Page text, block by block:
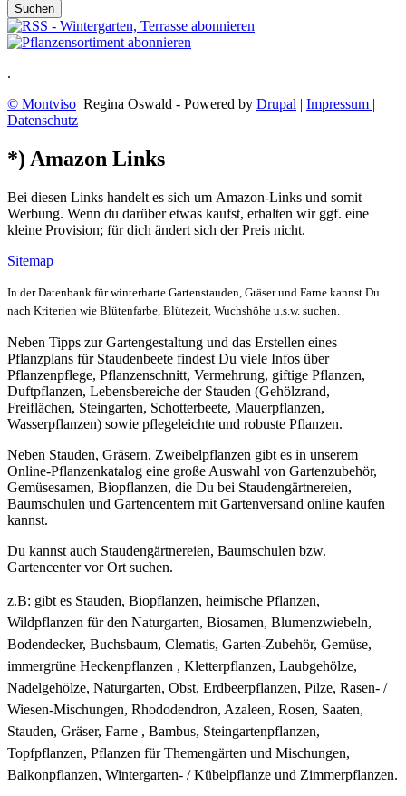
.
© Montviso Regina Oswald - Powered by Drupal | Impressum |
Datenschutz
*) Amazon Links
Bei diesen Links handelt es sich um Amazon-Links und somit
Werbung. Wenn du darüber etwas kaufst, erhalten wir ggf. eine
kleine Provision; für dich ändert sich der Preis nicht.
Sitemap
In der Datenbank für winterharte Gartenstauden, Gräser und Farne kannst Du
nach Kriterien wie Blütenfarbe, Blütezeit, Wuchshöhe u.s.w. suchen.
Neben Tipps zur Gartengestaltung und das Erstellen eines
Pflanzplans für Staudenbeete findest Du viele Infos über
Pflanzenpflege, Pflanzenschnitt, Vermehrung, giftige Pflanzen,
Duftpflanzen, Lebensbereiche der Stauden (Gehölzrand,
Freiflächen, Steingarten, Schotterbeete, Mauerpflanzen,
Wasserpflanzen) sowie pflegeleichte und robuste Pflanzen.
Neben Stauden, Gräsern, Zweibelpflanzen gibt es in unserem
Online-Pflanzenkatalog eine große Auswahl von Gartenzubehör,
Gemüsesamen, Biopflanzen, die Du bei Staudengärtnereien,
Baumschulen und Gartencentern mit Gartenversand online kaufen
kannst.
Du kannst auch Staudengärtnereien, Baumschulen bzw.
Gartencenter vor Ort suchen.
z.B: gibt es Stauden, Biopflanzen, heimische Pflanzen,
Wildpflanzen für den Naturgarten, Biosamen, Blumenzwiebeln,
Bodendecker, Buchsbaum, Clematis, Garten-Zubehör, Gemüse,
immergrüne Heckenpflanzen , Kletterpflanzen, Laubgehölze,
Nadelgehölze, Naturgarten, Obst, Erdbeerpflanzen, Pilze, Rasen- /
Wiesen-Mischungen, Rhododendron, Azaleen, Rosen, Saaten,
Stauden, Gräser, Farne , Bambus, Steingartenpflanzen,
Topfpflanzen, Pflanzen für Themengärten und Mischungen,
Balkonpflanzen, Wintergarten- / Kübelpflanze und Zimmerpflanzen.